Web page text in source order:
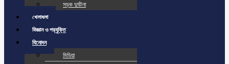
সড়ক দুর্ঘটনা
খেলাধুলা
বিজ্ঞান ও প্রযুক্তি
বিনোদন
মিডিয়া